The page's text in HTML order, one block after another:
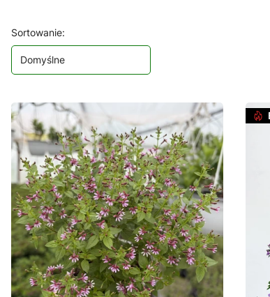
Lista produktów
Sortowanie:
Domyślne